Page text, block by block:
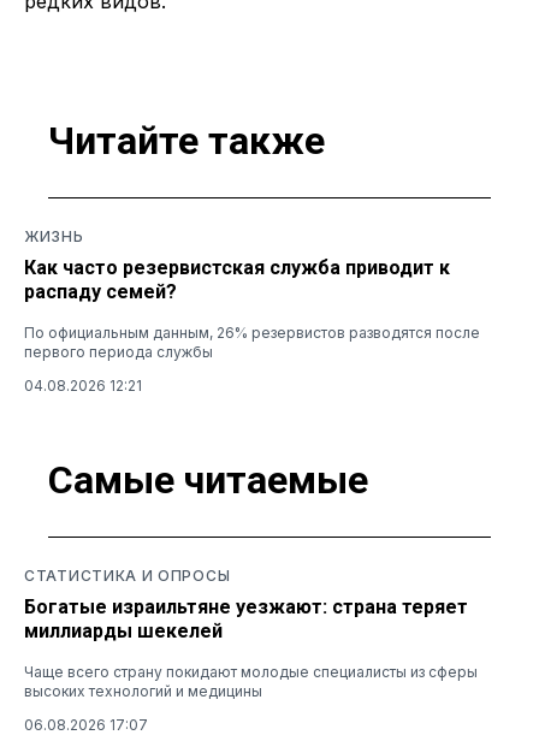
Читайте также
ЖИЗНЬ
Как часто резервистская служба приводит к
распаду семей?
По официальным данным, 26% резервистов разводятся после
первого периода службы
04.08.2026 12:21
Самые читаемые
СТАТИСТИКА И ОПРОСЫ
Богатые израильтяне уезжают: страна теряет
миллиарды шекелей
Чаще всего страну покидают молодые специалисты из сферы
высоких технологий и медицины
06.08.2026 17:07